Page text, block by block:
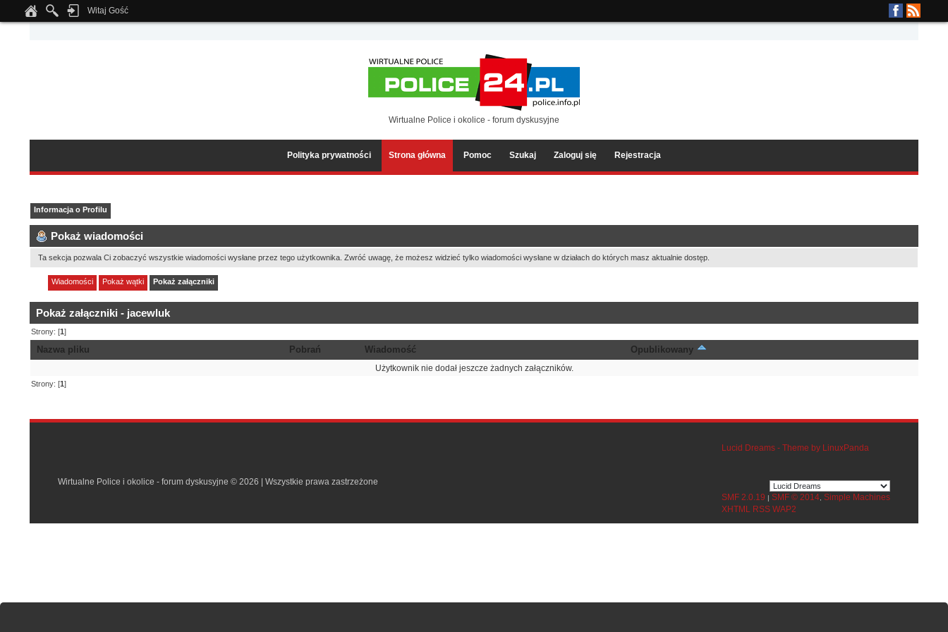
Notice: Undefined index: tapatalk_body_hook in
Witaj Gość
Wirtualne Police i okolice - forum dyskusyjne
Polityka prywatności Strona główna Pomoc Szukaj Zaloguj się Rejestracja
Informacja o Profilu
Pokaż wiadomości
Ta sekcja pozwala Ci zobaczyć wszystkie wiadomości wysłane przez tego użytkownika. Zwróć uwagę, że możesz widzieć tylko wiadomości wysłane w działach do których masz aktualnie dostęp.
Wiadomości Pokaż wątki Pokaż załączniki
Pokaż załączniki - jacewluk
Strony: [1]
Nazwa pliku Pobrań Wiadomość Opublikowany
Użytkownik nie dodał jeszcze żadnych załączników.
Strony: [1]
Lucid Dreams - Theme by LinuxPanda
SMF 2.0.19 | SMF © 2014, Simple Machines
XHTML RSS WAP2
Wirtualne Police i okolice - forum dyskusyjne © 2026 | Wszystkie prawa zastrzeżone